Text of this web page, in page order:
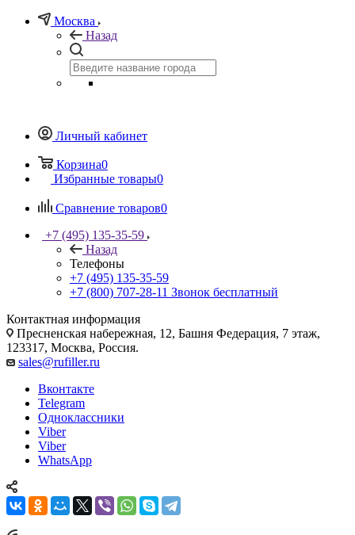
Москва
Назад
Личный кабинет
Корзина0
Избранные товары0
Сравнение товаров0
+7 (495) 135-35-59
Назад
Телефоны
+7 (495) 135-35-59
+7 (800) 707-28-11 Звонок бесплатный
Контактная информация
Пресненская набережная, 12, Башня Федерация, 7 этаж,
123317, Москва, Россия.
sales@rufiller.ru
Вконтакте
Telegram
Одноклассники
Viber
Viber
WhatsApp